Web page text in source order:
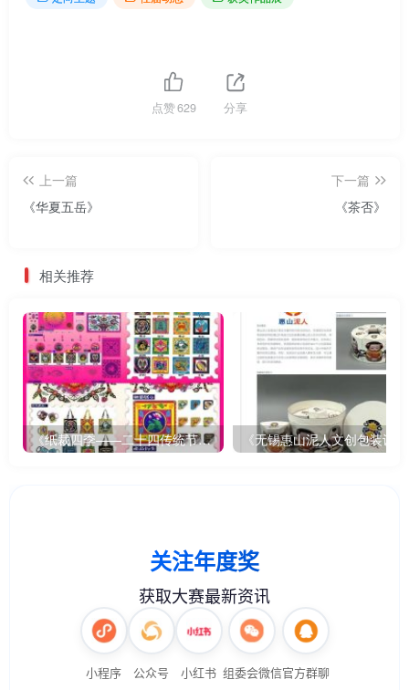
点赞629 分享
上一篇
《华夏五岳》
下一篇
《茶否》
相关推荐
《纸裁四季——二十四传统节气文创设计》 《无锡惠山泥人文创包装设